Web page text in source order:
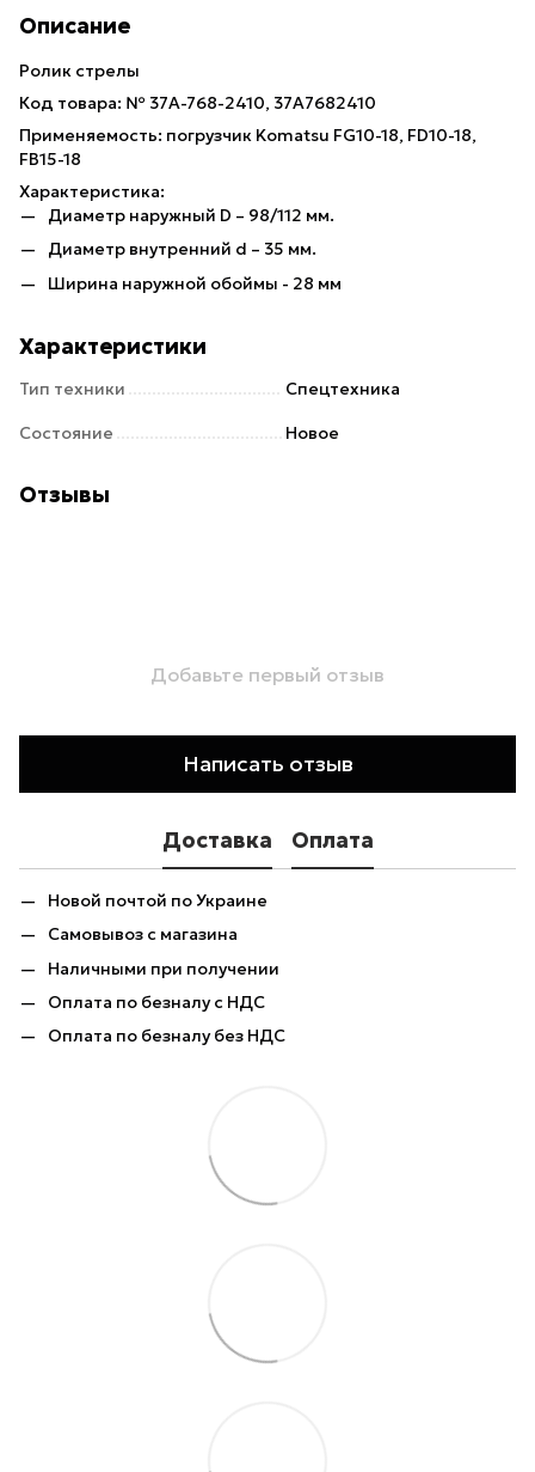
Описание
Ролик стрелы
Код товара: № 37A-768-2410, 37A7682410
Применяемость: погрузчик Komatsu FG10-18, FD10-18,
FB15-18
Характеристика:
Диаметр наружный D – 98/112 мм.
Диаметр внутренний d – 35 мм.
Ширина наружной обоймы - 28 мм
Характеристики
Тип техники Спецтехника
Состояние Новое
Отзывы
Добавьте первый отзыв
Написать отзыв
Доставка Оплата
Новой почтой по Украине
Самовывоз с магазина
Наличными при получении
Оплата по безналу с НДС
Оплата по безналу без НДС